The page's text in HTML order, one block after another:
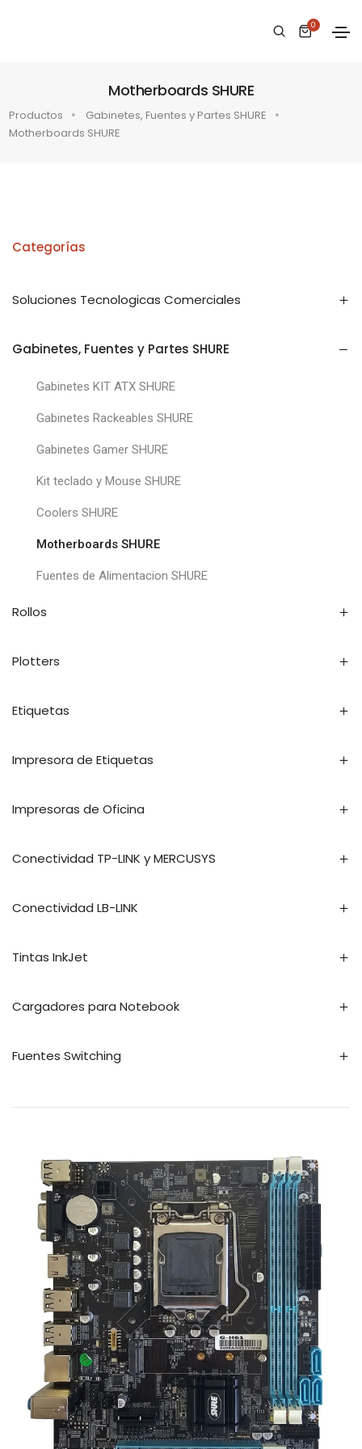
0
Motherboards SHURE
Productos
Gabinetes, Fuentes y Partes SHURE
Motherboards SHURE
Categorías
Soluciones Tecnologicas Comerciales
Gabinetes, Fuentes y Partes SHURE
Gabinetes KIT ATX SHURE
Gabinetes Rackeables SHURE
Gabinetes Gamer SHURE
Kit teclado y Mouse SHURE
Coolers SHURE
Motherboards SHURE
Fuentes de Alimentacion SHURE
Rollos
Plotters
Etiquetas
Impresora de Etiquetas
Impresoras de Oficina
Conectividad TP-LINK y MERCUSYS
Conectividad LB-LINK
Tintas InkJet
Cargadores para Notebook
Fuentes Switching